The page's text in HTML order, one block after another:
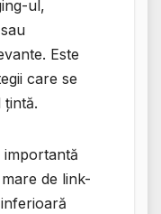
ul,
Este
care se
importantă
de link-